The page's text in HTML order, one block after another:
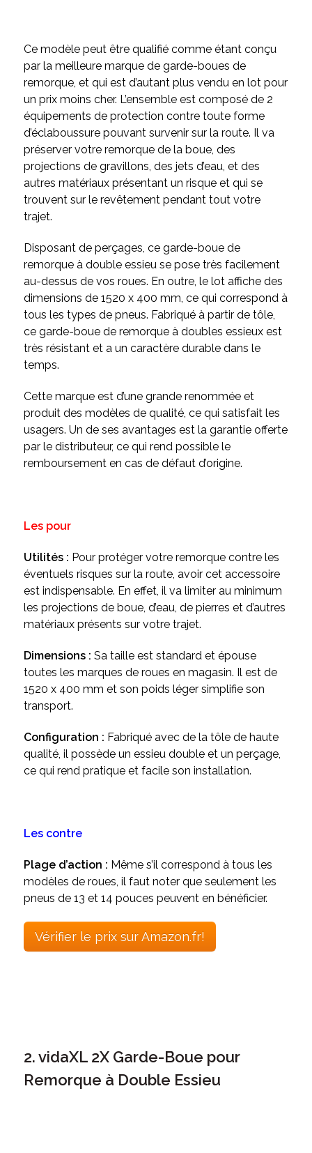
Ce modèle peut être qualifié comme étant conçu
par la meilleure marque de garde-boues de
remorque, et qui est d’autant plus vendu en lot pour
un prix moins cher. L’ensemble est composé de 2
équipements de protection contre toute forme
d’éclaboussure pouvant survenir sur la route. Il va
préserver votre remorque de la boue, des
projections de gravillons, des jets d’eau, et des
autres matériaux présentant un risque et qui se
trouvent sur le revêtement pendant tout votre
trajet.
Disposant de perçages, ce garde-boue de
remorque à double essieu se pose très facilement
au-dessus de vos roues. En outre, le lot affiche des
dimensions de 1520 x 400 mm, ce qui correspond à
tous les types de pneus. Fabriqué à partir de tôle,
ce garde-boue de remorque à doubles essieux est
très résistant et a un caractère durable dans le
temps.
Cette marque est d’une grande renommée et
produit des modèles de qualité, ce qui satisfait les
usagers. Un de ses avantages est la garantie offerte
par le distributeur, ce qui rend possible le
remboursement en cas de défaut d’origine.
Les pour
Utilités : Pour protéger votre remorque contre les
éventuels risques sur la route, avoir cet accessoire
est indispensable. En effet, il va limiter au minimum
les projections de boue, d’eau, de pierres et d’autres
matériaux présents sur votre trajet.
Dimensions : Sa taille est standard et épouse
toutes les marques de roues en magasin. Il est de
1520 x 400 mm et son poids léger simplifie son
transport.
Configuration : Fabriqué avec de la tôle de haute
qualité, il possède un essieu double et un perçage,
ce qui rend pratique et facile son installation.
Les contre
Plage d’action : Même s’il correspond à tous les
modèles de roues, il faut noter que seulement les
pneus de 13 et 14 pouces peuvent en bénéficier.
Vérifier le prix sur Amazon.fr!
2. vidaXL 2X Garde-Boue pour
Remorque à Double Essieu